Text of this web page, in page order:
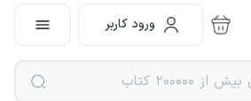
ورود کاربر